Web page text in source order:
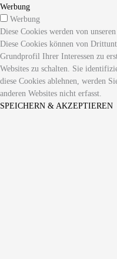
Werbung
Werbung
Diese Cookies werden von
Diese Cookies können von
Grundprofil Ihrer Interessen zu
Websites zu schalten. Sie
diese Cookies ablehnen, werden
anderen Websites nicht erfasst.
SPEICHERN & AKZEPTIEREN